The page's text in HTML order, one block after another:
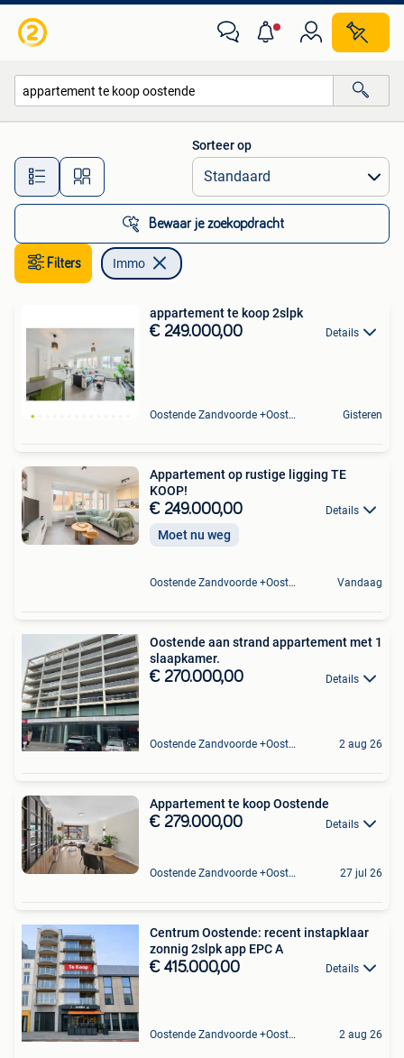
Alle afstanden…
Sorteer op
Bewaar je zoekopdracht
Filters Immo
appartement te koop 2slpk
€ 249.000,00 Details
Oostende Zandvoorde +Oostende Gisteren
Appartement op rustige ligging TE
KOOP!
€ 249.000,00 Details
Moet nu weg
Oostende Zandvoorde +Oostende Vandaag
Oostende aan strand appartement met 1
slaapkamer.
€ 270.000,00 Details
Oostende Zandvoorde +Oostende 2 aug 26
Appartement te koop Oostende
€ 279.000,00 Details
Oostende Zandvoorde +Oostende 27 jul 26
Centrum Oostende: recent instapklaar
zonnig 2slpk app EPC A
€ 415.000,00 Details
Oostende Zandvoorde +Oostende 2 aug 26